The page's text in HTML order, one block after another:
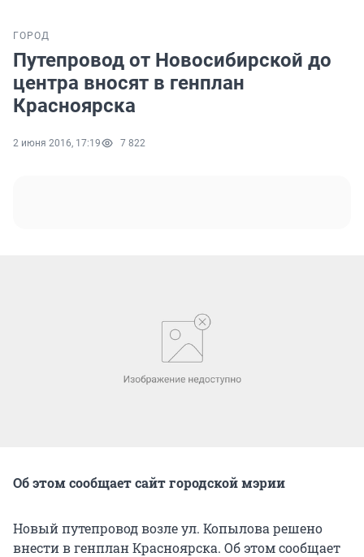
ГОРОД
Путепровод от Новосибирской до
центра вносят в генплан
Красноярска
2 июня 2016, 17:19 7 822
Об этом сообщает сайт городской мэрии
Новый путепровод возле ул. Копылова решено
внести в генплан Красноярска. Об этом сообщает